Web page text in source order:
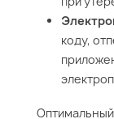
коду,